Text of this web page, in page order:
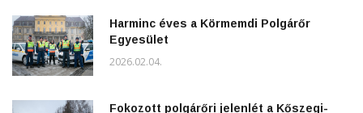
Harminc éves a Körmemdi Polgárőr
Egyesület
2026.02.04.
Fokozott polgárőri jelenlét a Kőszegi-